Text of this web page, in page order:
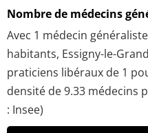
Nombre de médecins
Avec 1 médecin
habitants, Essigny-le-
praticiens libéraux de 1
densité de 9.33 médecins
: Insee)